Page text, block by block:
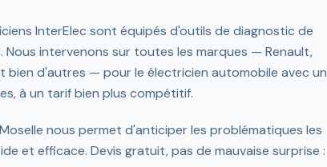
InterElec sont équipés d'outils de diagnostic de
Nous intervenons sur toutes les marques — Renault,
bien d'autres — pour le électricien automobile avec un
à un tarif bien plus compétitif.
nous permet d'anticiper les problématiques les
et efficace. Devis gratuit, pas de mauvaise surprise :